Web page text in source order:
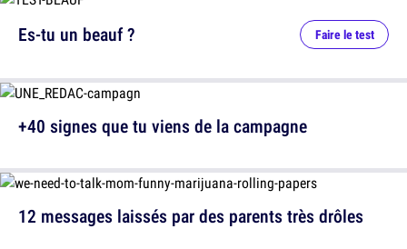
12 messages laissés par des parents très drôles
Es-tu un beauf ? Faire le test
+40 signes que tu viens de la campagne